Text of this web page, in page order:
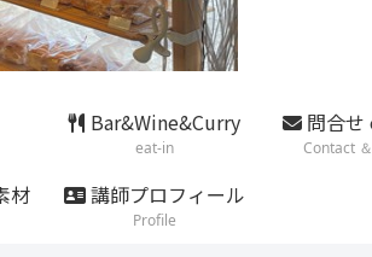
Bar&Wine&Curry
eat-in
問合せ
Contact
材 講師プロフィール
Profile